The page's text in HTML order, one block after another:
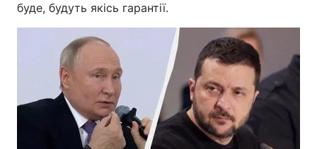
буде, будуть якісь гарантії.